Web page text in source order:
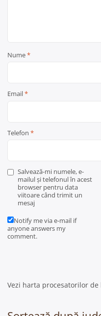
Nume*
Email*
Telefon *
Salvează-mi numele, e-
mailul și telefonul în acest
browser pentru data
viitoare când trimit un
mesaj
Notify me via e-mail if
anyone answers my
comment.
Vezi harta procesatorilor